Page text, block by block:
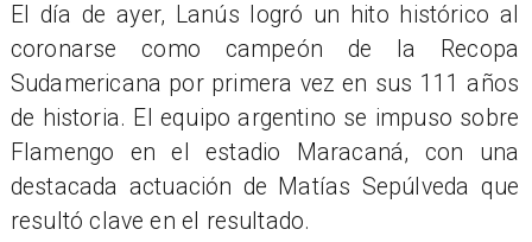
El día de ayer, Lanús logró un hito histórico al
coronarse como campeón de la Recopa
Sudamericana por primera vez en sus 111 años
de historia. El equipo argentino se impuso sobre
Flamengo en el estadio Maracaná, con una
destacada actuación de Matías Sepúlveda que
resultó clave en el resultado.